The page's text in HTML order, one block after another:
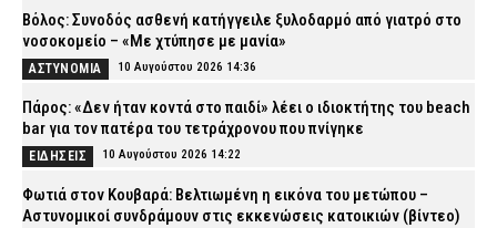
Βόλος: Συνοδός ασθενή κατήγγειλε ξυλοδαρμό από γιατρό στο
νοσοκομείο – «Με χτύπησε με μανία»
ΑΣΤΥΝΟΜΙΑ 10 Αυγούστου 2026 14:36
Πάρος: «Δεν ήταν κοντά στο παιδί» λέει ο ιδιοκτήτης του beach
bar για τον πατέρα του τετράχρονου που πνίγηκε
ΕΙΔΗΣΕΙΣ 10 Αυγούστου 2026 14:22
Φωτιά στον Κουβαρά: Βελτιωμένη η εικόνα του μετώπου –
Αστυνομικοί συνδράμουν στις εκκενώσεις κατοικιών (βίντεο)